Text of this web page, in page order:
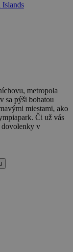
Islands
metropola
sa pýši bohatou
miestami, ako
Či už vás
dovolenky v